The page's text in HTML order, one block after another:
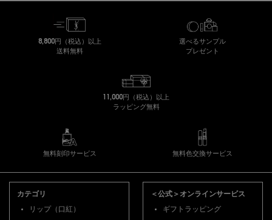
8,800円（税込）以上
送料無料
選べるサンプル
プレゼント
11,000円（税込）以上
ラッピング無料
無料刻印サービス 無料色交換サービス
カテゴリ
リップ（口紅）
＜公式＞オンラインサービス
ギフトラッピング